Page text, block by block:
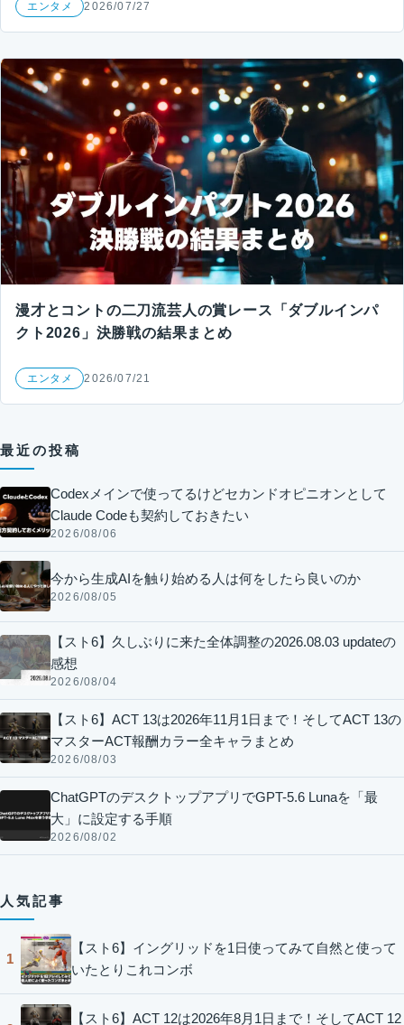
エンタメ 2026/07/27
漫才とコントの二刀流芸人の賞レース「ダブルインパ
クト2026」決勝戦の結果まとめ
エンタメ 2026/07/21
最近の投稿
Codexメインで使ってるけどセカンドオピニオンとして
Claude Codeも契約しておきたい
2026/08/06
今から生成AIを触り始める人は何をしたら良いのか
2026/08/05
【スト6】久しぶりに来た全体調整の2026.08.03 updateの
感想
2026/08/04
【スト6】ACT 13は2026年11月1日まで！そしてACT 13の
マスターACT報酬カラー全キャラまとめ
2026/08/03
ChatGPTのデスクトップアプリでGPT-5.6 Lunaを「最
大」に設定する手順
2026/08/02
人気記事
1
【スト6】イングリッドを1日使ってみて自然と使って
いたとりこれコンボ
【スト6】ACT 12は2026年8月1日まで！そしてACT 12